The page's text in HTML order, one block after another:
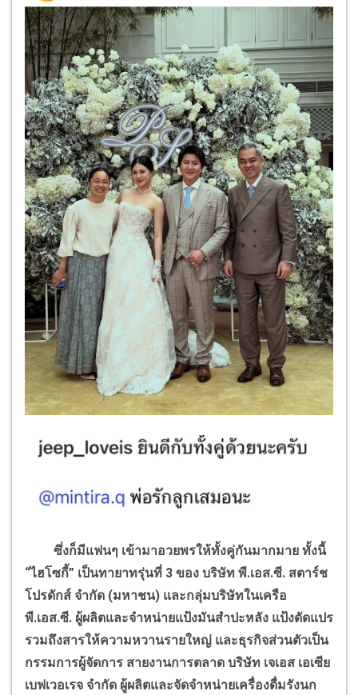
ซึ่งก็มีแฟนๆ เข้ามาอวยพรให้ทั้งคู่กันมากมาย ทั้งนี้
“ไฮโซกี้” เป็นทายาทรุ่นที่ 3 ของ บริษัท พี.เอส.ซี. สตาร์ช
โปรดักส์ จำกัด (มหาชน) และกลุ่มบริษัทในเครือ
พี.เอส.ซี. ผู้ผลิตและจำหน่ายแป้งมันสำปะหลัง แป้งดัดแปร
รวมถึงสารให้ความหวานรายใหญ่ และธุรกิจส่วนตัวเป็น
กรรมการผู้จัดการ สายงานการตลาด บริษัท เจเอส เอเซีย
เบฟเวอเรจ จำกัด ผู้ผลิตและจัดจำหน่ายเครื่องดื่มรังนก